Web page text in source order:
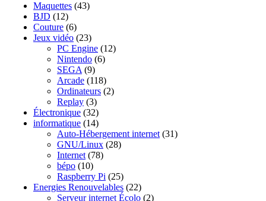
Maquettes (43)
BJD (12)
Couture (6)
Jeux vidéo (23)
PC Engine (12)
Nintendo (6)
SEGA (9)
Arcade (118)
Ordinateurs (2)
Replay (3)
Électronique (32)
informatique (14)
Auto-Hébergement internet (31)
GNU/Linux (28)
Internet (78)
bépo (10)
Raspberry Pi (25)
Energies Renouvelables (22)
Serveur internet Écolo (2)